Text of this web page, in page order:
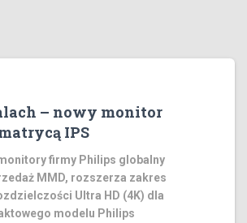
– nowy monitor
IPS
firmy Philips globalny
MMD, rozszerza zakres
Ultra HD (4K) dla
modelu Philips